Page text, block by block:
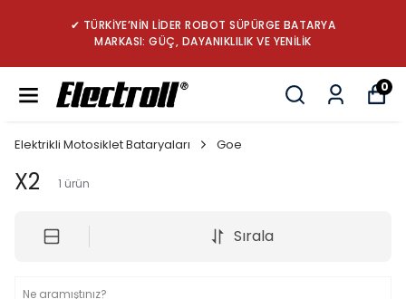
✔ TÜRKİYE’NİN LİDER ROBOT SÜPÜRGE BATARYA
MARKASI: GÜÇ, DAYANIKLILIK VE YENİLİK
0
Elektrikli Motosiklet Bataryaları Goe
X2 1 ürün
Sırala